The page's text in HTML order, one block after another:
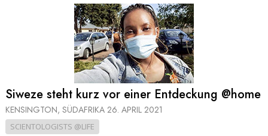
Siweze steht kurz vor einer Entdeckung @home
KENSINGTON, SÜDAFRIKA 26. APRIL 2021
SCIENTOLOGISTS @LIFE